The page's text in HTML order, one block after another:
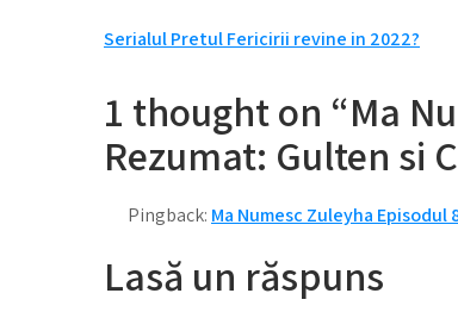
Navigare
în
articole
Serialul Pretul Fericirii revine in 2022?
1 thought on “Ma
Rezumat: Gulten si
Pingback: Ma Numesc Zuleyha
Lasă un răspuns